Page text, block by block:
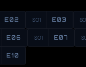
E02 S01 E03
E06 S01 E07
E10